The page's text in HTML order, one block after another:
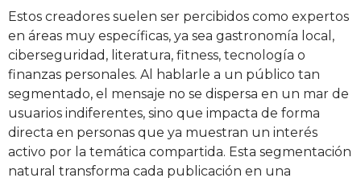
Estos creadores suelen ser percibidos como expertos
en áreas muy específicas, ya sea gastronomía local,
ciberseguridad, literatura, fitness, tecnología o
finanzas personales. Al hablarle a un público tan
segmentado, el mensaje no se dispersa en un mar de
usuarios indiferentes, sino que impacta de forma
directa en personas que ya muestran un interés
activo por la temática compartida. Esta segmentación
natural transforma cada publicación en una